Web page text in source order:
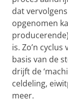
dat
opgenomen
is. Zo’n
basis van de
drijft de
celdeling,
meer.